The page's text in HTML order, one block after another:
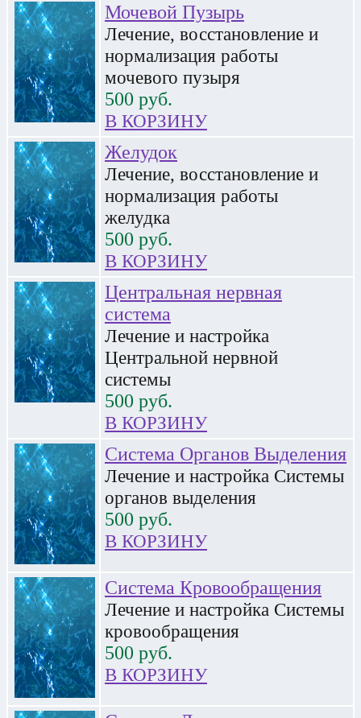
Мочевой Пузырь
Лечение, восстановление и
нормализация работы
мочевого пузыря
500 руб.
В КОРЗИНУ
Желудок
Лечение, восстановление и
нормализация работы
желудка
500 руб.
В КОРЗИНУ
Центральная нервная
система
Лечение и настройка
Центральной нервной
системы
500 руб.
В КОРЗИНУ
Система Органов Выделения
Лечение и настройка Системы
органов выделения
500 руб.
В КОРЗИНУ
Система Кровообращения
Лечение и настройка Системы
кровообращения
500 руб.
В КОРЗИНУ